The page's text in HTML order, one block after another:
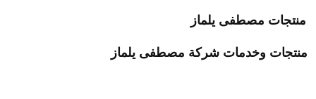
منتجات مصطفى يلماز
منتجات وخدمات شركة مصطفى يلماز